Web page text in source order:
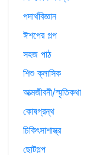
পদার্থবিজ্ঞান
ঈশপের গল্প
সহজ পাঠ
শিশু ক্লাসিক
আত্মজীবনী/স্মৃতিকথা
কোষগ্রন্থ
চিকিৎসাশাস্ত্র
ছোটগল্প